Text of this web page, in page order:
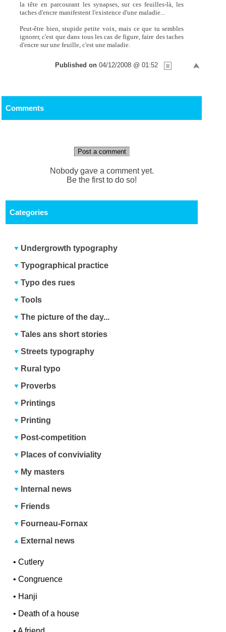
la tête en parcourant les synapses, sur ces feuilles-là, les
taches d'encre manifestent l'existence d'une maladie...
Peut-être bien, stupide petite voix, mais ce que tu sembles
ignorer, c'est que dans tous les cas de figure, faire des taches
d'encre sur une feuille, c'est une maladie.
Published on 04/12/2008 @ 01:52
Comments
Post a comment
Nobody gave a comment yet.
Be the first to do so!
Categories
Undergrowth typography
Typographical practice
Typo des rues
Tools
The picture of the day...
Tales ans short stories
Streets typography
Rural typo
Proverbs
Printings
Printing
Post-competition
Places of conviviality
My masters
Internal news
Friends
Fourneau-Fornax
External news
•Cutlery
•Congruence
• Hanji
• Death of a house